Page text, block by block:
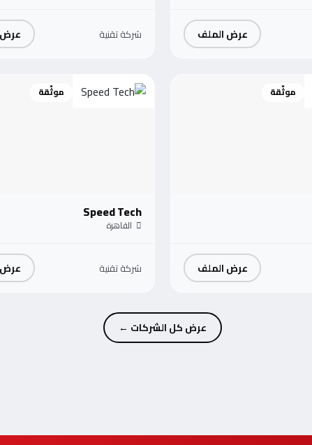
عرض الملف شركة تقنية
موثّقة
عرض الملف
موثّقة
Speed Tech
القاهرة
شركة تقنية
عرض كل الشركات ←